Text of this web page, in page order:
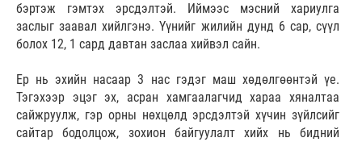
бэртэж гэмтэх эрсдэлтэй. Иймээс мэсний хариулга
заслыг заавал хийлгэнэ. Үүнийг жилийн дунд 6 сар, сүүл
болох 12, 1 сард давтан заслаа хийвэл сайн.
Ер нь эхийн насаар 3 нас гэдэг маш хөдөлгөөнтэй үе.
Тэгэхээр эцэг эх, асран хамгаалагчид хараа хяналтаа
сайжруулж, гэр орны нөхцөлд эрсдэлтэй хүчин зүйлсийг
сайтар бодолцож, зохион байгуулалт хийх нь бидний